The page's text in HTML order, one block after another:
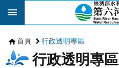
跳到主要內容區塊
首頁 行政透明專區
行政透明專區